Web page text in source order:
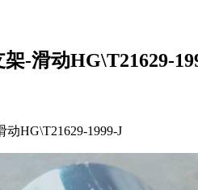
-滑动HG\T21629-
HG\T21629-1999-J